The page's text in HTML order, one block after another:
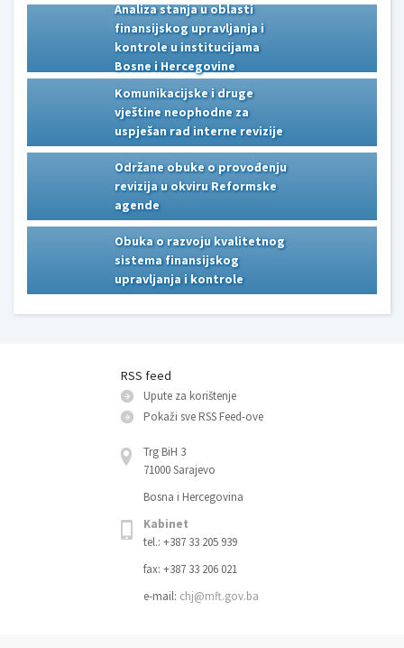
Analiza stanja u oblasti
finansijskog upravljanja i
kontrole u institucijama
Bosne i Hercegovine
Analiza stanja u oblasti
finansijskog upravljanja i
kontrole u institucijama
Bosne i Hercegovine
Komunikacijske i druge
vještine neophodne za
uspješan rad interne revizije
Komunikacijske i druge
vještine neophodne za
uspješan rad interne revizije
Održane obuke o provođenju
revizija u okviru Reformske
agende
Održane obuke o provođenju
revizija u okviru Reformske
agende
Obuka o razvoju kvalitetnog
sistema finansijskog
upravljanja i kontrole
Obuka o razvoju kvalitetnog
sistema finansijskog
upravljanja i kontrole
RSS feed
Upute za korištenje
Pokaži sve RSS Feed-оve
Trg BiH 3
71000 Sarajevo
Bosna i Hercegovina
Kabinet
tel.: +387 33 205 939
fax: +387 33 206 021
e-mail: chj@mft.gov.ba